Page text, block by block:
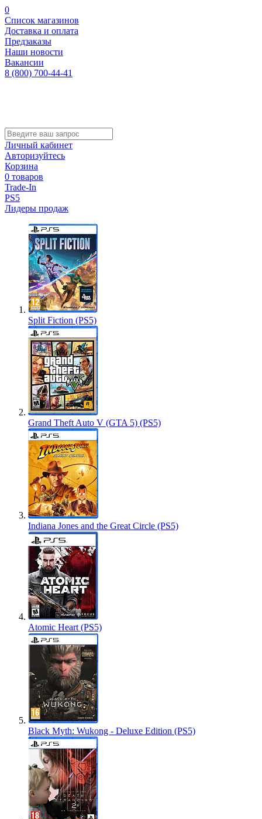
0
Список магазинов
Доставка и оплата
Предзаказы
Наши новости
Вакансии
8 (800) 700-44-41
Личный кабинет
Авторизуйтесь
Корзина
0 товаров
Trade-In
PS5
Лидеры продаж
Split Fiction (PS5)
Grand Theft Auto V (GTA 5) (PS5)
Indiana Jones and the Great Circle (PS5)
Atomic Heart (PS5)
Black Myth: Wukong - Deluxe Edition (PS5)